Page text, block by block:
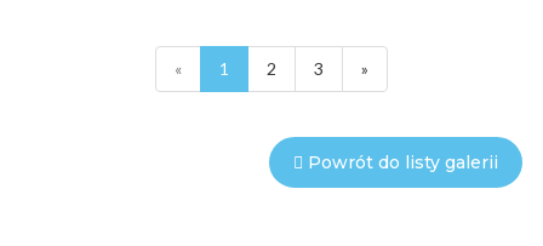
« 1 2 3 »
Powrót do listy galerii